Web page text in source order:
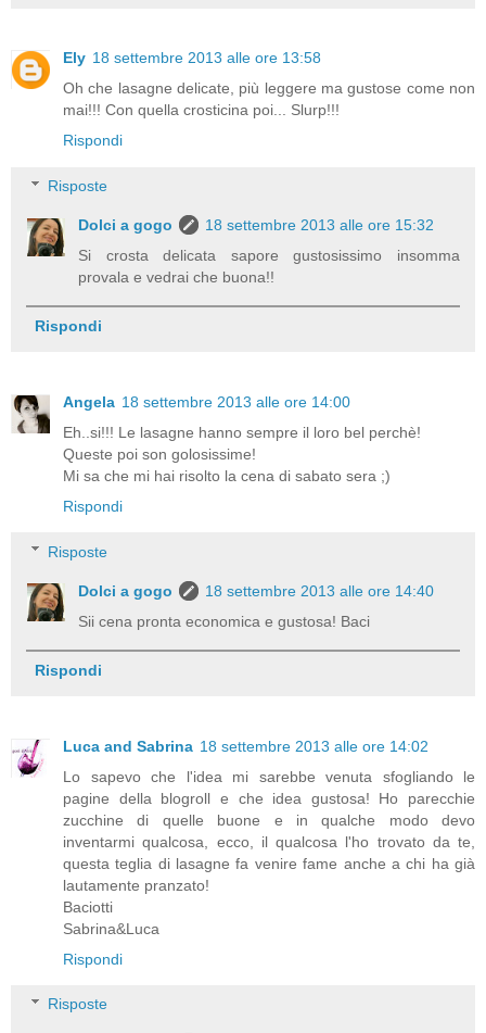
Ely 18 settembre 2013 alle ore 13:58
Oh che lasagne delicate, più leggere ma gustose come non
mai!!! Con quella crosticina poi... Slurp!!!
Rispondi
Risposte
Dolci a gogo
18 settembre 2013 alle ore 15:32
Si crosta delicata sapore gustosissimo insomma
provala e vedrai che buona!!
Rispondi
Angela 18 settembre 2013 alle ore 14:00
Eh..si!!! Le lasagne hanno sempre il loro bel perchè!
Queste poi son golosissime!
Mi sa che mi hai risolto la cena di sabato sera ;)
Rispondi
Risposte
Dolci a gogo
18 settembre 2013 alle ore 14:40
Sii cena pronta economica e gustosa! Baci
Rispondi
Luca and Sabrina 18 settembre 2013 alle ore 14:02
Lo sapevo che l'idea mi sarebbe venuta sfogliando le
pagine della blogroll e che idea gustosa! Ho parecchie
zucchine di quelle buone e in qualche modo devo
inventarmi qualcosa, ecco, il qualcosa l'ho trovato da te,
questa teglia di lasagne fa venire fame anche a chi ha già
lautamente pranzato!
Baciotti
Sabrina&Luca
Rispondi
Risposte